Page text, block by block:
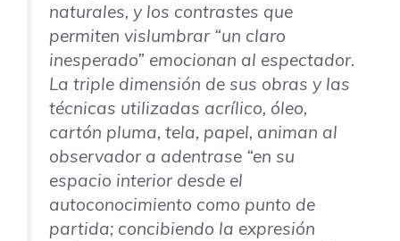
naturales, y los contrastes que
permiten vislumbrar “un claro
inesperado” emocionan al espectador.
La triple dimensión de sus obras y las
técnicas utilizadas acrílico, óleo,
cartón pluma, tela, papel, animan al
observador a adentrase “en su
espacio interior desde el
autoconocimiento como punto de
partida; concibiendo la expresión